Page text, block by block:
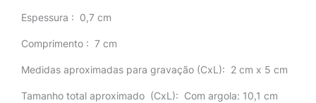
Espessura : 0,7 cm
Comprimento : 7 cm
Medidas aproximadas para gravação (CxL): 2 cm x 5 cm
Tamanho total aproximado (CxL): Com argola: 10,1 cm